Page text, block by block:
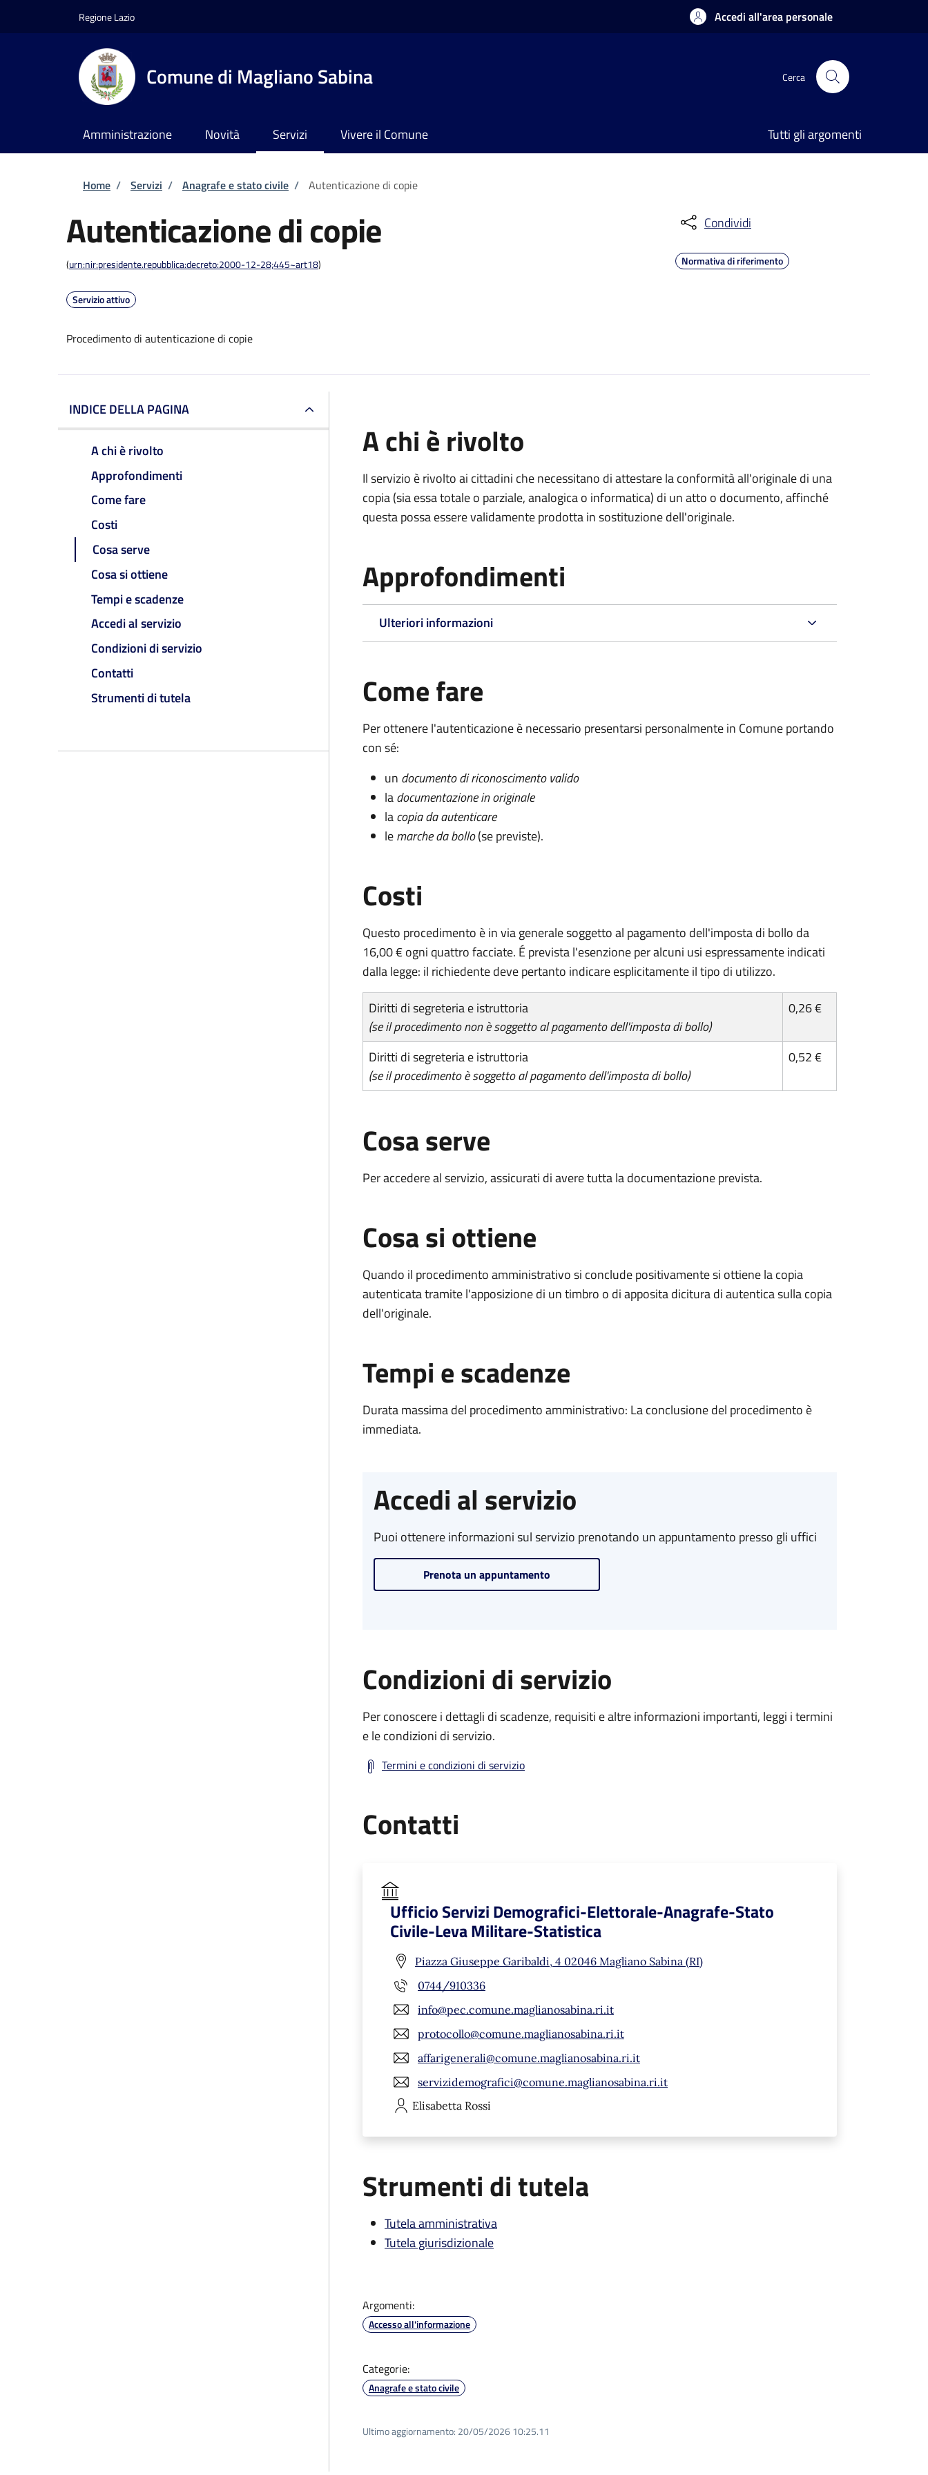
Regione Lazio Accedi all'area personale
Comune di Magliano Sabina Cerca
Amministrazione Novità Servizi Vivere il Comune Tutti gli argomenti
Briciole di pane
Home / Servizi / Anagrafe e stato civile / Autenticazione di copie
Autenticazione di copie
(urn:nir:presidente.repubblica:decreto:2000-12-28;445~art18)
Servizio attivo
Procedimento di autenticazione di copie
Condividi
Normativa di riferimento
INDICE DELLA PAGINA
A chi è rivolto
Approfondimenti
Come fare
Costi
Cosa serve
Cosa si ottiene
Tempi e scadenze
Accedi al servizio
Condizioni di servizio
Contatti
Strumenti di tutela
A chi è rivolto
Il servizio è rivolto ai cittadini che necessitano di attestare la conformità all'originale di una
copia (sia essa totale o parziale, analogica o informatica) di un atto o documento, affinché
questa possa essere validamente prodotta in sostituzione dell'originale.
Approfondimenti
Ulteriori informazioni
Come fare
Per ottenere l'autenticazione è necessario presentarsi personalmente in Comune portando
con sé:
un documento di riconoscimento valido
ladocumentazione in originale
lacopia da autenticare
lemarche da bollo(se previste).
Costi
Questo procedimento è in via generale soggetto al pagamento dell'imposta di bollo da
16,00 € ogni quattro facciate. É prevista l'esenzione per alcuni usi espressamente indicati
dalla legge: il richiedente deve pertanto indicare esplicitamente il tipo di utilizzo.
Diritti di segreteria e istruttoria
(se il procedimento non è soggetto al pagamento dell'imposta di bollo)
0,26 €
Diritti di segreteria e istruttoria
(se il procedimento è soggetto al pagamento dell'imposta di bollo)
0,52 €
Cosa serve
Per accedere al servizio, assicurati di avere tutta la documentazione prevista.
Cosa si ottiene
Quando il procedimento amministrativo si conclude positivamente si ottiene la copia
autenticata tramite l'apposizione di un timbro o di apposita dicitura di autentica sulla copia
dell'originale.
Tempi e scadenze
Durata massima del procedimento amministrativo: La conclusione del procedimento è
immediata.
Accedi al servizio
Puoi ottenere informazioni sul servizio prenotando un appuntamento presso gli uffici
Prenota un appuntamento
Condizioni di servizio
Per conoscere i dettagli di scadenze, requisiti e altre informazioni importanti, leggi i termini
e le condizioni di servizio.
Termini e condizioni di servizio
Contatti
Ufficio Servizi Demografici-Elettorale-Anagrafe-Stato
Civile-Leva Militare-Statistica
Piazza Giuseppe Garibaldi, 4 02046 Magliano Sabina (RI)
0744/910336
info@pec.comune.maglianosabina.ri.it
protocollo@comune.maglianosabina.ri.it
affarigenerali@comune.maglianosabina.ri.it
servizidemografici@comune.maglianosabina.ri.it
Elisabetta Rossi
Strumenti di tutela
Tutela amministrativa
Tutela giurisdizionale
Argomenti:
Accesso all'informazione
Categorie:
Anagrafe e stato civile
Ultimo aggiornamento: 20/05/2026 10:25.11